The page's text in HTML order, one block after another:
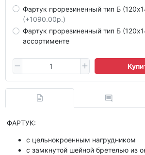
Фартук прорезиненный тип Б
(+1090.00р.)
Фартук прорезиненный тип Б
ассортименте
ФАРТУК:
с цельнокроенным нагрудником
с замкнутой шейной бретелью из